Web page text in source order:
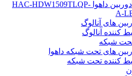
های آنالوگ
کننده آنالوگ
شبکه
های تحت شبکه داهوا
کننده تحت شبکه